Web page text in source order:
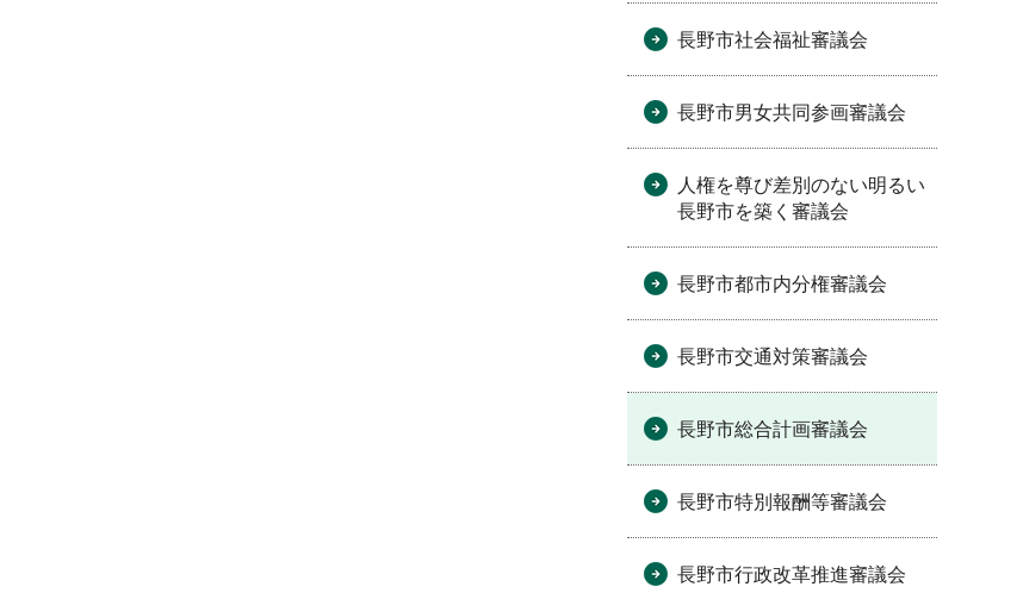
長野市社会福祉審議会
長野市男女共同参画審議会
人権を尊び差別のない明るい
長野市を築く審議会
長野市都市内分権審議会
長野市交通対策審議会
長野市総合計画審議会
長野市特別報酬等審議会
長野市行政改革推進審議会